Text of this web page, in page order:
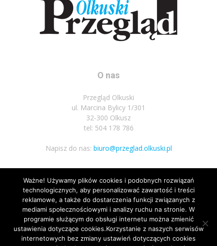
O nas
Przegląd Olkuski
ul. Marcina Bylicy 1/301
32-300 Olkusz
tel: 504 178 786
Napisz do nas: biuro@przeglad.olkuski.pl
Podążaj za nami
Ważne! Używamy plików cookies i podobnych rozwiązań
technologicznych, aby personalizować zawartość i treści
reklamowe, a także do dostarczenia funkcji związanych z
mediami społecznościowymi i analizy ruchu na stronie. W
programie służącym do obsługi internetu można zmienić
ustawienia dotyczące cookies.Korzystanie z naszych serwisów
internetowych bez zmiany ustawień dotyczących cookies